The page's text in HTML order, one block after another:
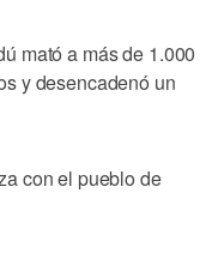
mató a más de 1.000
y desencadenó un
con el pueblo de